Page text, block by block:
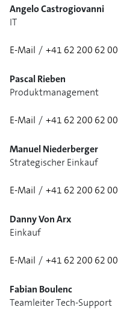
Angelo Castrogiovanni
IT
E-Mail / +41 62 200 62 00
Pascal Rieben
Produktmanagement
E-Mail / +41 62 200 62 00
Manuel Niederberger
Strategischer Einkauf
E-Mail / +41 62 200 62 00
Danny Von Arx
Einkauf
E-Mail / +41 62 200 62 00
Fabian Boulenc
Teamleiter Tech-Support